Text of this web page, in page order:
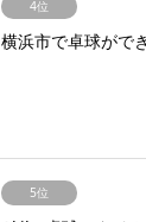
4位
横浜市で卓球がで
5位